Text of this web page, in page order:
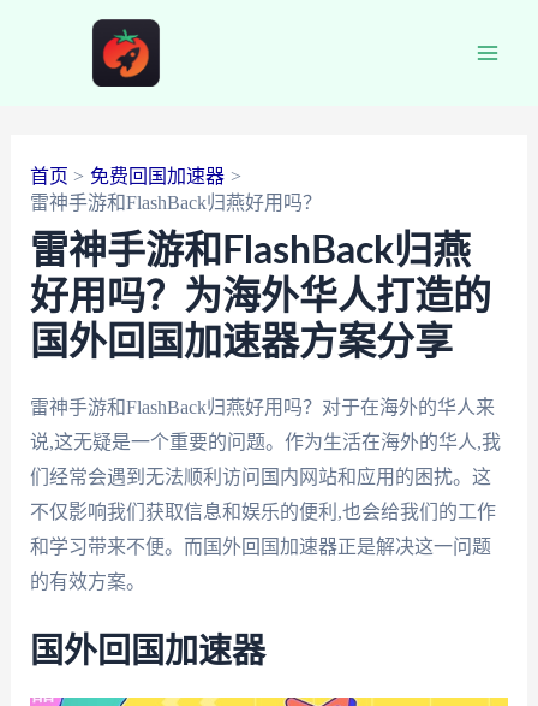
首页
免费回国加速器
雷神手游和FlashBack归燕好用吗？
雷神手游和FlashBack归燕
好用吗？为海外华人打造的
国外回国加速器方案分享
雷神手游和FlashBack归燕好用吗？对于在海外的华人来
说,这无疑是一个重要的问题。作为生活在海外的华人,我
们经常会遇到无法顺利访问国内网站和应用的困扰。这
不仅影响我们获取信息和娱乐的便利,也会给我们的工作
和学习带来不便。而国外回国加速器正是解决这一问题
的有效方案。
国外回国加速器